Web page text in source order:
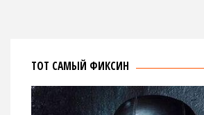
ТОТ САМЫЙ ФИКСИН